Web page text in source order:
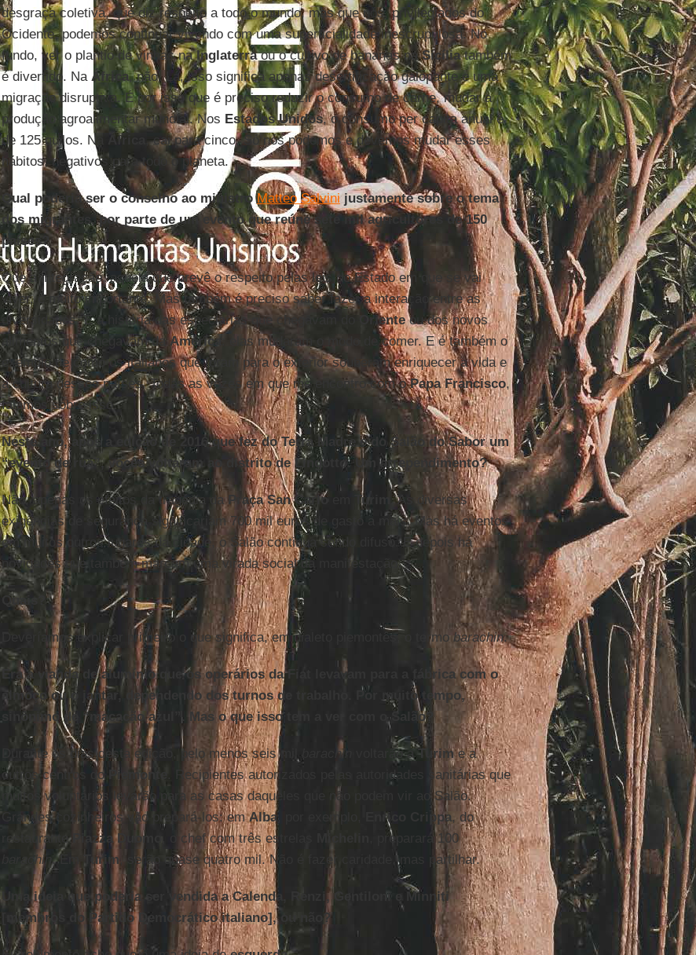
desgraça coletiva, que diz respeito a todo o mundo, mas que nós, privilegiados do
Ocidente, podemos continuar vivendo com uma superficialidade inescrupulosa. No
fundo, ver o plantio de vinhas naInglaterraou o cultivo de bananas naSicíliatambém
é divertido. Na África, não. Lá, isso significa apenas desertificação galopante e uma
migração disruptiva. É por isso que é preciso reduzir o consumo de carne, mudar a
produção agroalimentar mundial. Nos Estados Unidos, o consumo per capita anual é
de 125 quilos. Na
África
, cai para cinco. Só nós podemos e devemos mudar esses
hábitos, negativos para todo o planeta.
Qual poderia ser o conselho ao ministroMatteo Salvinijustamente sobre o tema
dos migrantes, por parte de um evento que reúne sete mil agricultores de 150
países?
Que a integração, aquela que prevê o respeito pelas leis do Estado em que se vai
viver, é muito importante. Mas também é preciso saber fazer a interação entre as
diversidades. É a história das especiarias que chegavam do
Orienteou dos novos
alimentos que chegavam daAmérica
: elas mudaram o modo de comer. E é também o
exemplo de como os italianos que foram para o exterior souberam enriquecer a vida e
a cultura desses países. Todas as vezes em que me encontro com oPapa Francisco,
falamos sobre isso.
Neste ano, após a edição de 2016 que fez do Terra Madre e do Salão do Sabor um
“evento de rua”, vocês voltaram ao distrito de Lingotto. Um arrependimento?
Não, apenas os efeitos da tragédia daPraça San Carloem Turim
. As diversas
exigências de segurança significariam 700 mil euros de gasto a mais. Mas há eventos
em muitos outros lugares da cidade, o Salão continua sendo difuso. E depois há
novidades que também marcam uma virada social da manifestação.
Quais?
Deveríamos explicar primeiro o que significa, em dialeto piemontês, o termo barachin.
Era a vianda de alumínio que os operários da Fiat levavam para a fábrica com o
almoço ou o jantar, dependendo dos turnos de trabalho. Por muito tempo,
sinônimo de “macacão azul”. Mas o que isso tem a ver com o Salão?
Durante os dias desta edição, pelo menos seis mil barachin voltarão aTurime a
outros centros do
Piemonte
. Recipientes autorizados pelas autoridades sanitárias que
muitos voluntários levarão para as casas daqueles que não podem vir ao Salão.
Grandes cozinheiros vão prepará-los: emAlba, por exemplo, Enrico Crippa, do
restaurante Piazza Duomo , o chef com três estrelas
, preparará 100
barachin . Em Turim , serão quase quatro mil. Não é fazer caridade, mas partilhar.
Uma ideia que poderia ser vendida a Calenda, Renzi, Gentiloni e Minniti
[membros do Partido Democrático italiano], ou não?